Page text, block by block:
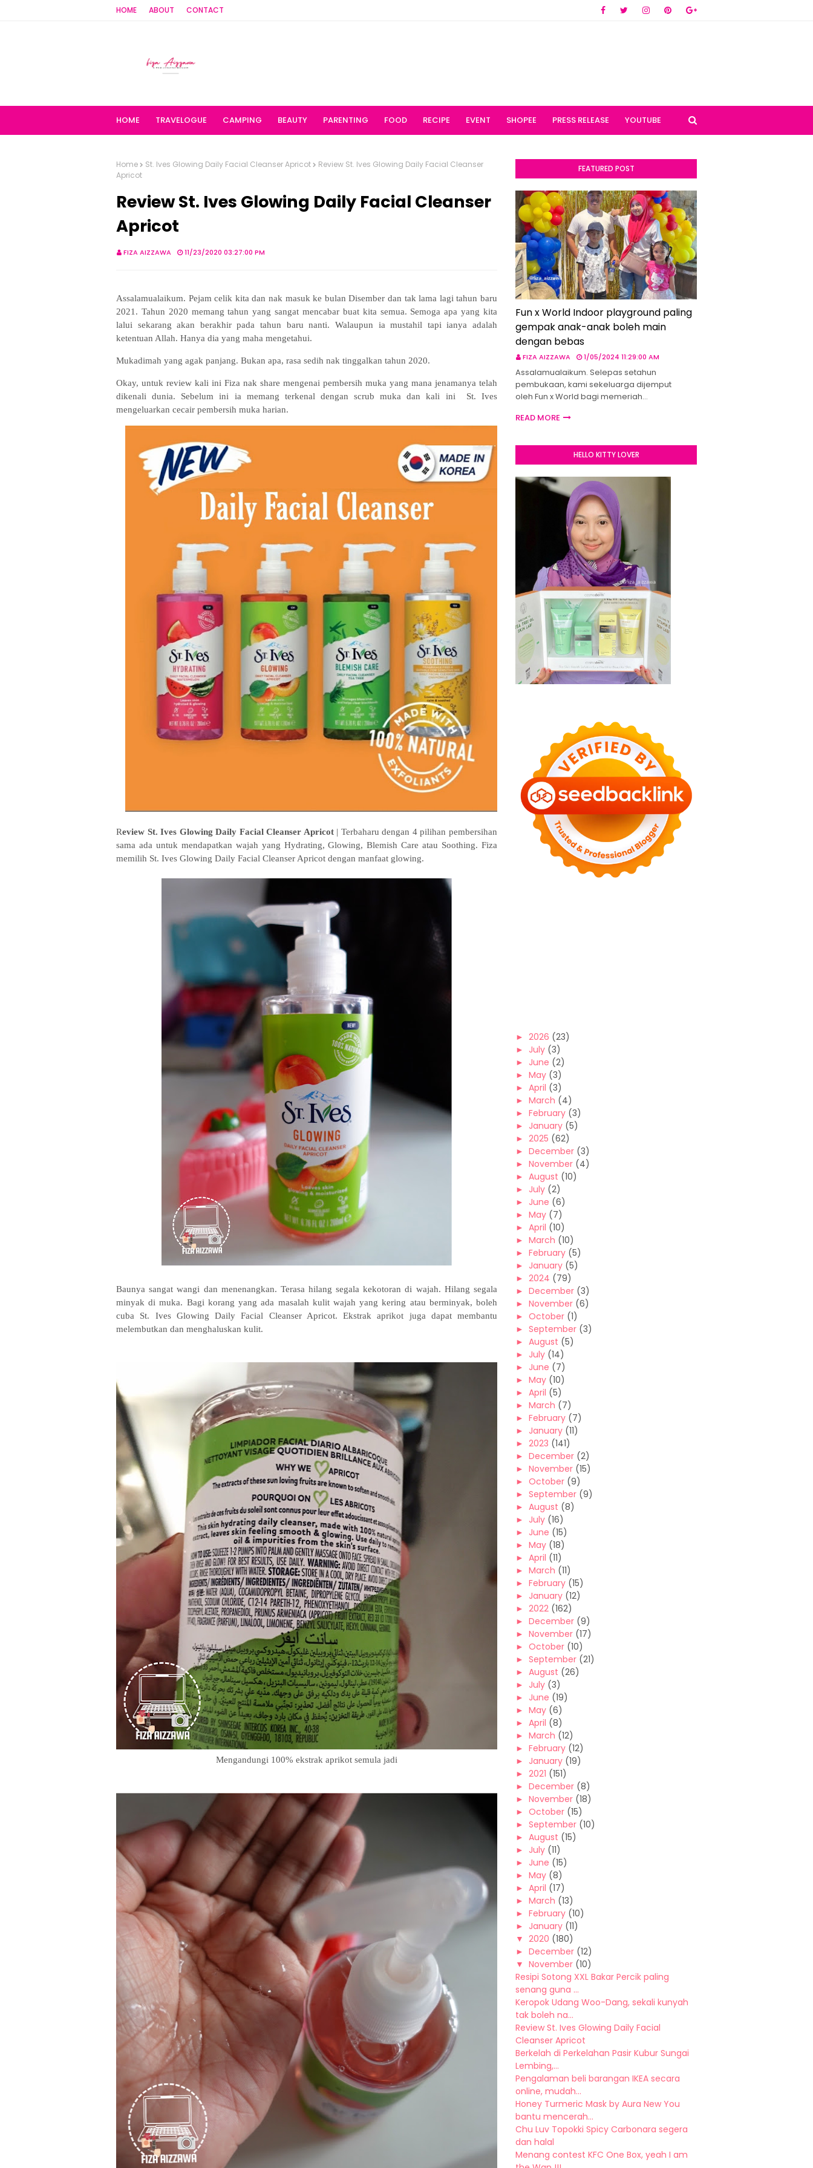
HOME ABOUT CONTACT
HOME TRAVELOGUE CAMPING BEAUTY PARENTING FOOD RECIPE EVENT SHOPEE PRESS RELEASE YOUTUBE
Home St. Ives Glowing Daily Facial Cleanser Apricot
Review St. Ives Glowing Daily Facial Cleanser
Apricot
Review St. Ives Glowing Daily Facial Cleanser
Apricot
FIZA AIZZAWA 11/23/2020 03:27:00 PM
Assalamualaikum. Pejam celik kita dan nak masuk ke bulan Disember dan tak lama lagi tahun baru
2021. Tahun 2020 memang tahun yang sangat mencabar buat kita semua. Semoga apa yang kita
lalui sekarang akan berakhir pada tahun baru nanti. Walaupun ia mustahil tapi ianya adalah
ketentuan Allah. Hanya dia yang maha mengetahui.
Mukadimah yang agak panjang. Bukan apa, rasa sedih nak tinggalkan tahun 2020.
Okay, untuk review kali ini Fiza nak share mengenai pembersih muka yang mana jenamanya telah
dikenali dunia. Sebelum ini ia memang terkenal dengan scrub muka dan kali ini St. Ives
mengeluarkan cecair pembersih muka harian.
Review St. Ives Glowing Daily Facial Cleanser Apricot| Terbaharu dengan 4 pilihan pembersihan
sama ada untuk mendapatkan wajah yang Hydrating, Glowing, Blemish Care atau Soothing. Fiza
memilih St. Ives Glowing Daily Facial Cleanser Apricot dengan manfaat glowing.
Baunya sangat wangi dan menenangkan. Terasa hilang segala kekotoran di wajah. Hilang segala
minyak di muka. Bagi korang yang ada masalah kulit wajah yang kering atau berminyak, boleh
cuba St. Ives Glowing Daily Facial Cleanser Apricot. Ekstrak aprikot juga dapat membantu
melembutkan dan menghaluskan kulit.
Mengandungi 100% ekstrak aprikot semula jadi
FEATURED POST
Fun x World Indoor playground paling
gempak anak-anak boleh main
dengan bebas
FIZA AIZZAWA 1/05/2024 11:29:00 AM
Assalamualaikum. Selepas setahun
pembukaan, kami sekeluarga dijemput
oleh Fun x World bagi memeriah…
READ MORE
HELLO KITTY LOVER
► 2026 (23)
► July (3)
► June (2)
► May (3)
► April (3)
► March (4)
► February (3)
► January (5)
► 2025 (62)
► December (3)
► November (4)
► August (10)
► July (2)
► June (6)
► May (7)
► April (10)
► March (10)
► February (5)
► January (5)
► 2024 (79)
► December (3)
► November (6)
► October (1)
► September (3)
► August (5)
► July (14)
► June (7)
► May (10)
► April (5)
► March (7)
► February (7)
► January (11)
► 2023 (141)
► December (2)
► November (15)
► October (9)
► September (9)
► August (8)
► July (16)
► June (15)
► May (18)
► April (11)
► March (11)
► February (15)
► January (12)
► 2022 (162)
► December (9)
► November (17)
► October (10)
► September (21)
► August (26)
► July (3)
► June (19)
► May (6)
► April (8)
► March (12)
► February (12)
► January (19)
► 2021 (151)
► December (8)
► November (18)
► October (15)
► September (10)
► August (15)
► July (11)
► June (15)
► May (8)
► April (17)
► March (13)
► February (10)
► January (11)
▼ 2020 (180)
► December (12)
▼ November (10)
Resipi Sotong XXL Bakar Percik paling
senang guna ...
Keropok Udang Woo-Dang, sekali kunyah
tak boleh na...
Review St. Ives Glowing Daily Facial
Cleanser Apricot
Berkelah di Perkelahan Pasir Kubur Sungai
Lembing,...
Pengalaman beli barangan IKEA secara
online, mudah...
Honey Turmeric Mask by Aura New You
bantu mencerah...
Chu Luv Topokki Spicy Carbonara segera
dan halal
Menang contest KFC One Box, yeah I am